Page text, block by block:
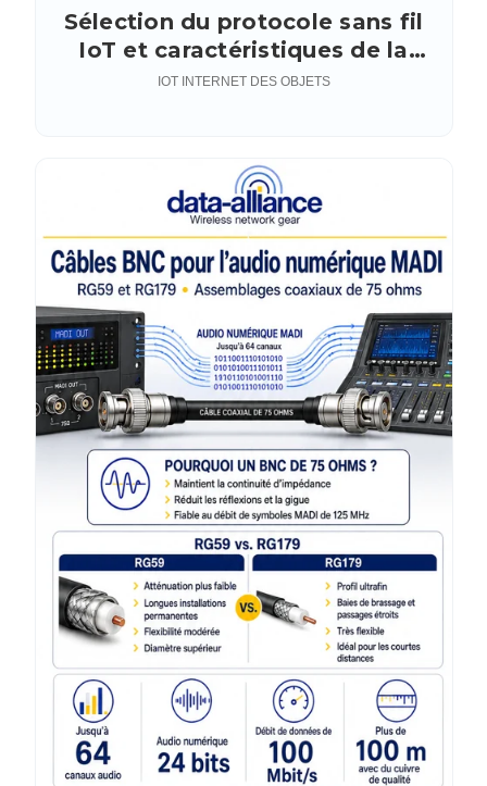
Sélection du protocole sans fil
IoT et caractéristiques de la
bande de fréquence
IOT INTERNET DES OBJETS